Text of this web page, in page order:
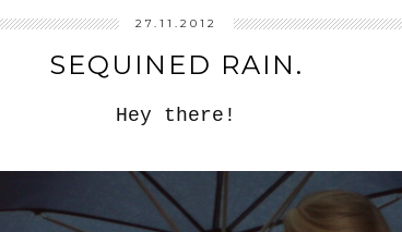
27.11.2012
SEQUINED RAIN.
Hey there!